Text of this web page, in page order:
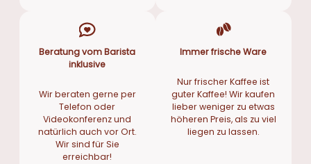
Beratung vom Barista
inklusive
Wir beraten gerne per
Telefon oder
Videokonferenz und
natürlich auch vor Ort.
Wir sind für Sie
erreichbar!
Immer frische Ware
Nur frischer Kaffee ist
guter Kaffee! Wir kaufen
lieber weniger zu etwas
höheren Preis, als zu viel
liegen zu lassen.